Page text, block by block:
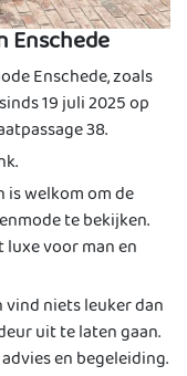
Enschede
Enschede, zoals
19 juli 2025 op
38.
is welkom om de
te bekijken.
luxe voor man en
vind niets leuker dan
uit te laten gaan.
en begeleiding.